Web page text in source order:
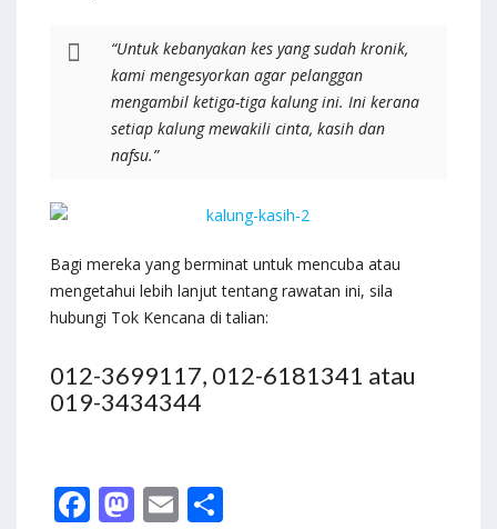
“Untuk kebanyakan kes yang sudah kronik,
kami mengesyorkan agar pelanggan
mengambil ketiga-tiga kalung ini. Ini kerana
setiap kalung mewakili cinta, kasih dan
nafsu.”
Bagi mereka yang berminat untuk mencuba atau
mengetahui lebih lanjut tentang rawatan ini, sila
hubungi Tok Kencana di talian:
012-3699117, 012-6181341 atau
019-3434344
F M E